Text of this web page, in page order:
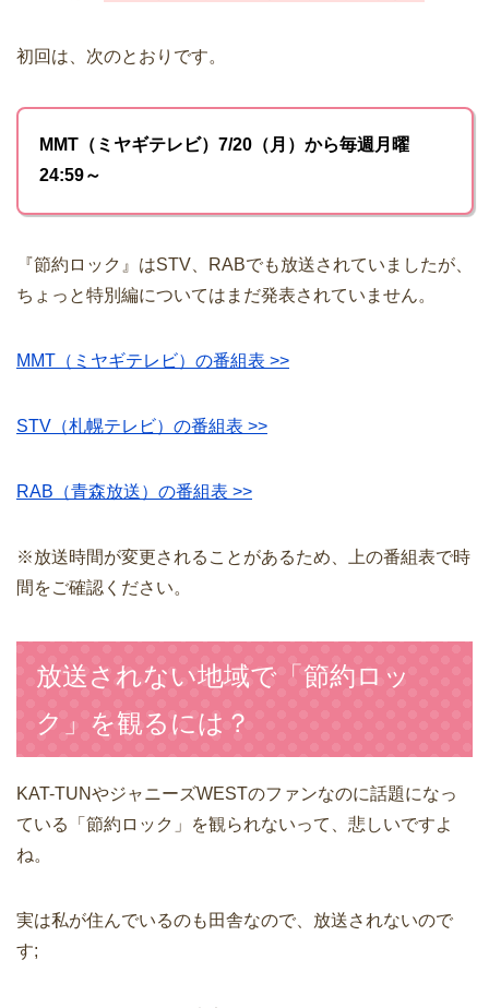
初回は、次のとおりです。
MMT（ミヤギテレビ）7/20（月）から毎週月曜
24:59～
『節約ロック』はSTV、RABでも放送されていましたが、
ちょっと特別編についてはまだ発表されていません。
MMT（ミヤギテレビ）の番組表 >>
STV（札幌テレビ）の番組表 >>
RAB（青森放送）の番組表 >>
※放送時間が変更されることがあるため、上の番組表で時
間をご確認ください。
放送されない地域で「節約ロッ
ク」を観るには？
KAT-TUNやジャニーズWESTのファンなのに話題になっ
ている「節約ロック」を観られないって、悲しいですよ
ね。
実は私が住んでいるのも田舎なので、放送されないので
す;